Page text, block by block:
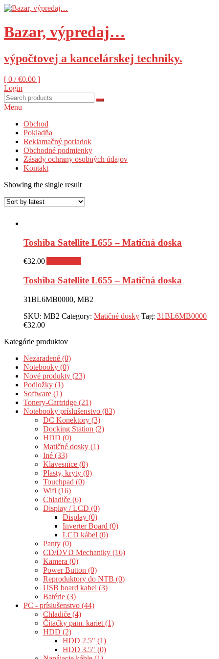
Skip
content
Bazar, výpredaj…
výpočtovej a kancelárskej techniky.
[ 0 /€0.00 ]
Login
Menu
Obchod
Pokladňa
Reklamačný poriadok
Obchodné podmienky
Zásady ochrany osobných údajov
Kontakt
Showing the single result
Toshiba Satellite L655 – Matičná doska
€32.00
Toshiba Satellite L655 – Matičná doska
31BL6MB0000, MB2
SKU: MB2 Category: Matičné dosky Tag: 31BL6MB0000
€32.00
Kategórie produktov
Nezaradené (0)
Notebooky (0)
Nové produkty (23)
Podložky (1)
Software (1)
Tonery-Cartridge (21)
Notebooky príslušenstvo (83)
DC Konektory (3)
Docking Station (2)
HDD (0)
Matičné dosky (1)
Iné (33)
Klavesnice (0)
Plasty, kryty (0)
Touchpad (0)
Wifi (16)
Chladiče (6)
Display / LCD (0)
Display (0)
Inverter Board (0)
LCD kábel (0)
Panty (0)
CD/DVD Mechaniky (16)
Kamera (0)
Power Button (0)
Reproduktory do NTB (0)
USB board kabel (3)
Batérie (3)
PC - príslušenstvo (44)
Chladiče (4)
Čítačky pam. kariet (1)
HDD (2)
HDD 2.5" (1)
HDD 3.5" (0)